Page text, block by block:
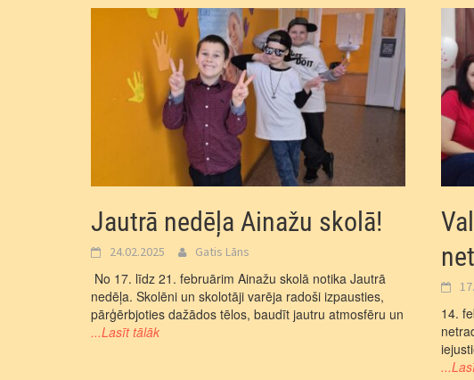
Jautrā nedēļa Ainažu skolā!
24.02.2025 Gatis Lāns
No 17. līdz 21. februārim Ainažu skolā notika Jautrā
nedēļa. Skolēni un skolotāji varēja radoši izpausties,
pārģērbjoties dažādos tēlos, baudīt jautru atmosfēru un
...Lasīt tālāk
14.